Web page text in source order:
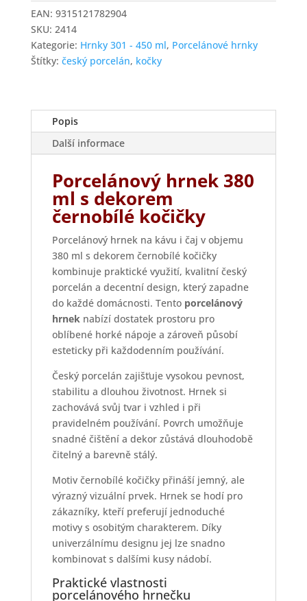
s
dekorem
černobílé
kočičky
množství
EAN: 9315121782904
SKU: 2414
Kategorie: Hrnky 301 - 450 ml, Porcelánové hrnky
Štítky: český porcelán, kočky
Popis
Další informace
Porcelánový hrnek 380
ml s dekorem
černobílé kočičky
Porcelánový hrnek na kávu i čaj v objemu
380 ml s dekorem černobílé kočičky
kombinuje praktické využití, kvalitní český
porcelán a decentní design, který zapadne
do každé domácnosti. Tento porcelánový
hrneknabízí dostatek prostoru pro
oblíbené horké nápoje a zároveň působí
esteticky při každodenním používání.
Český porcelán zajišťuje vysokou pevnost,
stabilitu a dlouhou životnost. Hrnek si
zachovává svůj tvar i vzhled i při
pravidelném používání. Povrch umožňuje
snadné čištění a dekor zůstává dlouhodobě
čitelný a barevně stálý.
Motiv černobílé kočičky přináší jemný, ale
výrazný vizuální prvek. Hrnek se hodí pro
zákazníky, kteří preferují jednoduché
motivy s osobitým charakterem. Díky
univerzálnímu designu jej lze snadno
kombinovat s dalšími kusy nádobí.
Praktické vlastnosti
porcelánového hrnečku